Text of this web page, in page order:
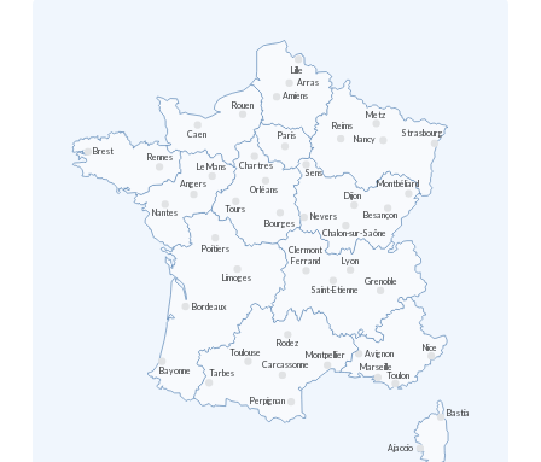
Rennes
Le Mans
Angers
Nantes
Nice
Marseille
Toulon
Avignon
Caen
Rouen
Arras
Lille
Reims
Metz
Nancy
Perpignan
Tarbes
Montpellier
Toulouse
Rodez
Carcassonne
Saint-Etienne
Clermont
Ferrand
Grenoble
Orléans
Tours
Chartres
Bourges
Poitiers
Bayonne
Limoges
Sens
Chalon-sur-Saône
Nevers
Dijon
Besançon
Montbéliard
Brest
Paris
Amiens
Bordeaux
Lyon
Strasbourg
Ajaccio
Bastia